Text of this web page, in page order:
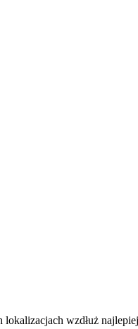
wzdłuż